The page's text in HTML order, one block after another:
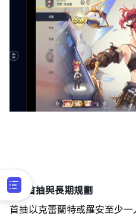
3.刷首抽與長期規劃
首抽以克蕾蘭特或羅安至少